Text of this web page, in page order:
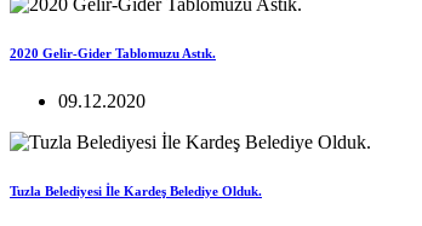
2020 Gelir-Gider Tablomuzu Astık.
09.12.2020
Tuzla Belediyesi İle Kardeş Belediye Olduk.